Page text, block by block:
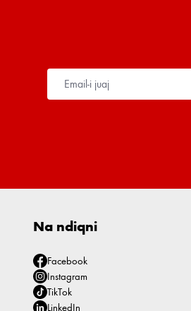
Na ndiqni
Facebook
Instagram
TikTok
LinkedIn